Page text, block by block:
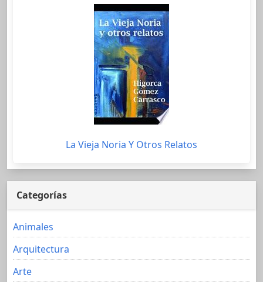
La Vieja Noria Y Otros Relatos
Categorías
Animales
Arquitectura
Arte